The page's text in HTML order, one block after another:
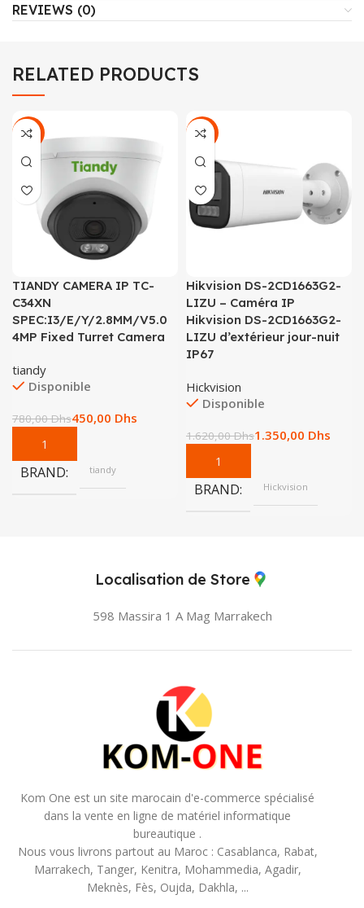
REVIEWS (0)
RELATED PRODUCTS
-42%
TIANDY CAMERA IP TC-
C34XN
SPEC:I3/E/Y/2.8MM/V5.0
4MP Fixed Turret Camera
tiandy
Disponible
780,00Dhs450,00 Dhs
BRAND tiandy
-17%
Hikvision DS-2CD1663G2-
LIZU – Caméra IP
Hikvision DS-2CD1663G2-
LIZU d’extérieur jour-nuit
IP67
Hickvision
Disponible
1.620,00Dhs1.350,00 Dhs
BRAND Hickvision
Localisation de Store
598 Massira 1 A Mag Marrakech
Kom One est un site marocain d'e-commerce spécialisé
dans la vente en ligne de matériel informatique
bureautique .
Nous vous livrons partout au Maroc : Casablanca, Rabat,
Marrakech, Tanger, Kenitra, Mohammedia, Agadir,
Meknès, Fès, Oujda, Dakhla, ...